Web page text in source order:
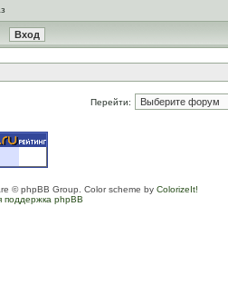
Перейти:
© phpBB Group. Color scheme by ColorizeIt!
поддержка phpBB